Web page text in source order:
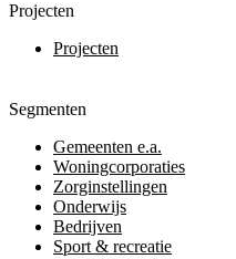
Projecten
Projecten
Segmenten
Gemeenten e.a.
Woningcorporaties
Zorginstellingen
Onderwijs
Bedrijven
Sport & recreatie